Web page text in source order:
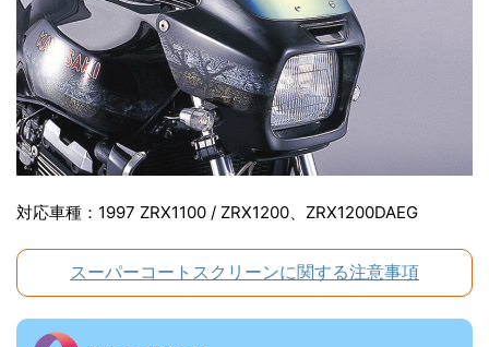
0
S
t
r
e
対応車種：1997 ZRX1100 / ZRX1200、ZRX1200DAEG
スーパーコートスクリーンに関する注意事項